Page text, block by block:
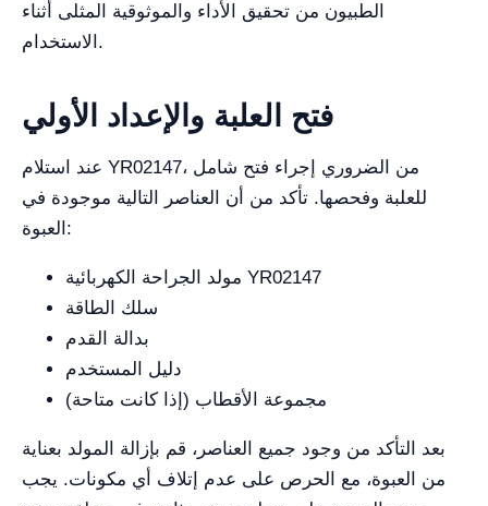
الطبيون من تحقيق الأداء والموثوقية المثلى أثناء
الاستخدام.
فتح العلبة والإعداد الأولي
عند استلام YR02147، من الضروري إجراء فتح شامل
للعلبة وفحصها. تأكد من أن العناصر التالية موجودة في
العبوة:
مولد الجراحة الكهربائية YR02147
سلك الطاقة
بدالة القدم
دليل المستخدم
مجموعة الأقطاب (إذا كانت متاحة)
بعد التأكد من وجود جميع العناصر، قم بإزالة المولد بعناية
من العبوة، مع الحرص على عدم إتلاف أي مكونات. يجب